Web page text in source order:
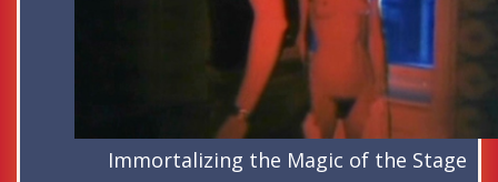
Immortalizing the Magic of the Stage